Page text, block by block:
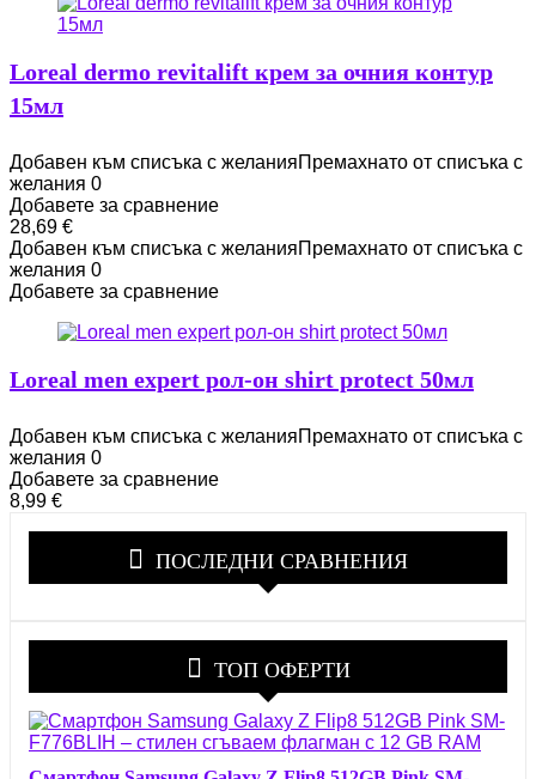
Loreal dermo revitalift крем за очния контур
15мл
Добавен към списъка с желанияПремахнато от списъка с
желания 0
Добавете за сравнение
28,69 €
Добавен към списъка с желанияПремахнато от списъка с
желания 0
Добавете за сравнение
Loreal men expert рол-он shirt protect 50мл
Добавен към списъка с желанияПремахнато от списъка с
желания 0
Добавете за сравнение
8,99 €
ПОСЛЕДНИ СРАВНЕНИЯ
ТОП ОФЕРТИ